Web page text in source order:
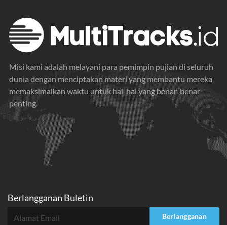
Misi kami adalah melayani para pemimpin pujian di seluruh
dunia dengan menciptakan materi yang membantu mereka
memaksimalkan waktu untuk hal-hal yang benar-benar
penting.
Berlangganan Buletin
Berlangganan